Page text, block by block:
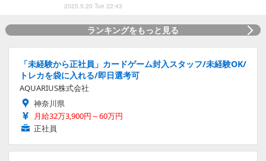
2025.5.20 Tue 22:43
ランキングをもっと見る
「未経験から正社員」カードゲーム封入スタッフ/未経験OK/
トレカを袋に入れる/即日選考可
AQUARIUS株式会社
神奈川県
月給32万3,900円～60万円
正社員